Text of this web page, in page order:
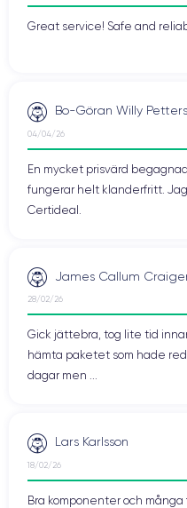
Great service! Safe and
Bo-Göran Willy
04/04/26
En mycket prisvärd
fungerar helt klanderfritt.
Certideal.
James Callum
28/02/26
Gick jättebra, tog lite tid
hämta paketet som hade
dagar men ...
Lars Karlsson
18/02/26
Bra komponenter och